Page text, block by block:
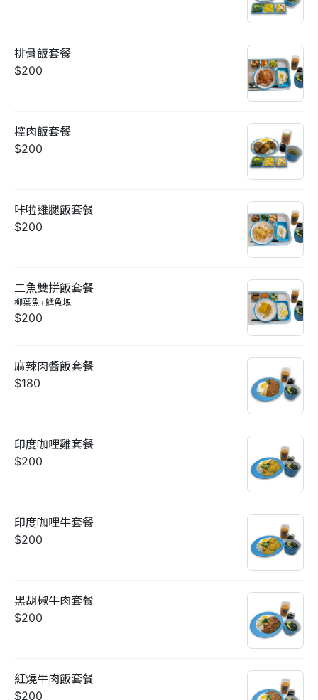
排骨飯套餐
$200
控肉飯套餐
$200
咔啦雞腿飯套餐
$200
二魚雙拼飯套餐
柳葉魚+鱈魚塊
$200
麻辣肉醬飯套餐
$180
印度咖哩雞套餐
$200
印度咖哩牛套餐
$200
黑胡椒牛肉套餐
$200
紅燒牛肉飯套餐
$200